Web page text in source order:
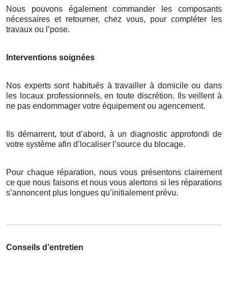
Nous pouvons également commander les composants
nécessaires et retourner, chez vous, pour compléter les
travaux ou l’pose.
Interventions soignées
Nos experts sont habitués à travailler à domicile ou dans
les locaux professionnels, en toute discrétion. Ils veillent à
ne pas endommager votre équipement ou agencement.
Ils démarrent, tout d’abord, à un diagnostic approfondi de
votre système afin d’localiser l’source du blocage.
Pour chaque réparation, nous vous présentons clairement
ce que nous faisons et nous vous alertons si les réparations
s’annoncent plus longues qu’initialement prévu.
Conseils d’entretien